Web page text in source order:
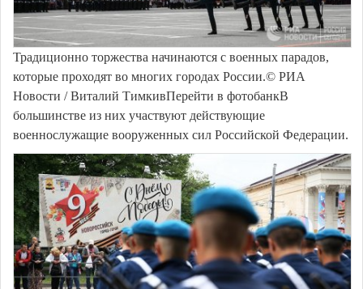
Традиционно торжества начинаются с военных парадов,
которые проходят во многих городах России.© РИА
Новости / Виталий ТимкивПерейти в фотобанкВ
большинстве из них участвуют действующие
военнослужащие вооруженных сил Российской Федерации.